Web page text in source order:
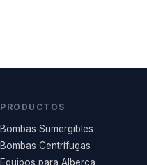
PRODUCTOS
Bombas Sumergibles
Bombas Centrífugas
Equipos para Alberca